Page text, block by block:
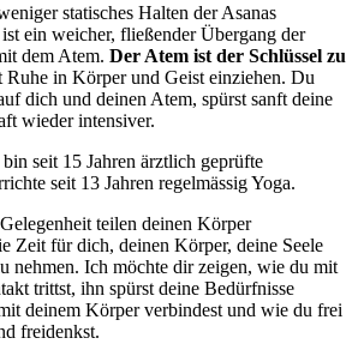
statisches Halten der Asanas
ein weicher, fließender Übergang der
dem Atem. Der Atem ist der Schlüssel zu
Ruhe in Körper und Geist einziehen. Du
dich und deinen Atem, spürst sanft deine
wieder intensiver.
seit 15 Jahren ärztlich geprüfte
seit 13 Jahren regelmässig Yoga.
teilen deinen Körper
Zeit für dich, deinen Körper, deine Seele
nehmen. Ich möchte dir zeigen, wie du mit
trittst, ihn spürst deine Bedürfnisse
deinem Körper verbindest und wie du frei
freidenkst.